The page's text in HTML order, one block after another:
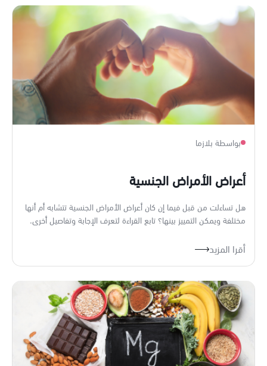
بواسطة بلازما
أعراض الأمراض الجنسية
هل تساءلت من قبل فيما إن كان أعراض الأمراض الجنسية تتشابه أم أنها
مختلفة ويمكن التمييز بينها؟ تابع القراءة لتعرف الإجابة وتفاصيل أخرى.
أقرا المزيد